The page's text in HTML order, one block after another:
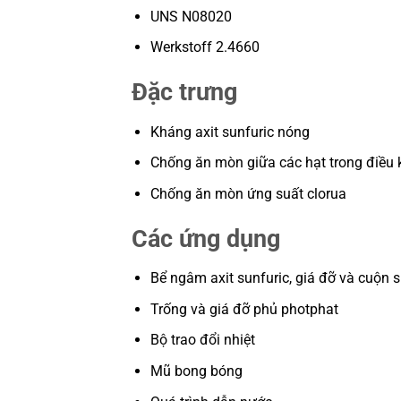
UNS N08020
Werkstoff 2.4660
Đặc trưng
Kháng axit sunfuric nóng
Chống ăn mòn giữa các hạt trong điều
Chống ăn mòn ứng suất clorua
Các ứng dụng
Bể ngâm axit sunfuric, giá đỡ và cuộn
Trống và giá đỡ phủ photphat
Bộ trao đổi nhiệt
Mũ bong bóng